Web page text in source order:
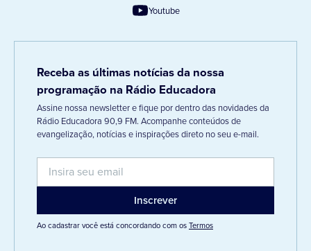
Youtube
Receba as últimas notícias da nossa
programação na Rádio Educadora
Assine nossa newsletter e fique por dentro das novidades da
Rádio Educadora 90,9 FM. Acompanhe conteúdos de
evangelização, notícias e inspirações direto no seu e-mail.
Ao cadastrar você está concordando com osTermos